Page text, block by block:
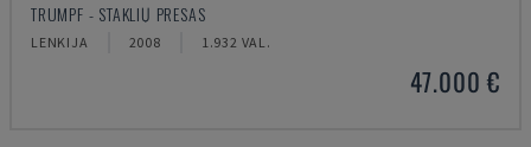
TRUMPF - STAKLIŲ PRESAS
LENKIJA 2008 1.932 VAL.
47.000 €